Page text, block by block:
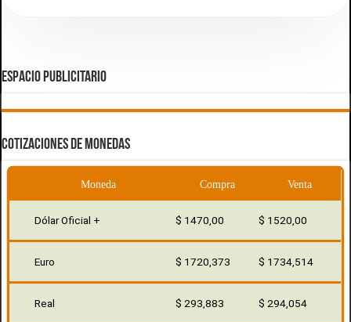
ESPACIO PUBLICITARIO
COTIZACIONES DE MONEDAS
Moneda Compra Venta
Dólar Oficial + $ 1470,00 $ 1520,00
Euro $ 1720,373 $ 1734,514
Real $ 293,883 $ 294,054